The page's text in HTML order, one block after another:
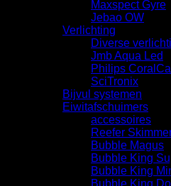
Maxspect Gyre
Jebao OW
Verlichting
Diverse
Jmb Aqua Led
Philips
SciTronix
Bijvul systemen
Eiwitafschuimers
accessoires
Reefer
Bubble Magus
Bubble King
Bubble King
Bubble King